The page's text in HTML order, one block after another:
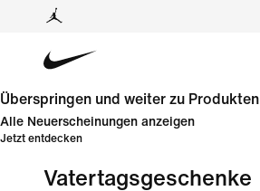
Überspringen und weiter zu Produkten
Alle Neuerscheinungen anzeigen
Jetzt entdecken
Vatertagsgeschenke